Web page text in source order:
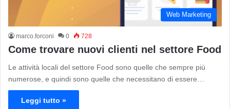
Web Marketing
marco.forconi 0 728
Come trovare nuovi clienti nel settore Food
Le attività locali del settore Food sono quelle che sempre più
numerose, e quindi sono quelle che necessitano di essere…
Leggi tutto »